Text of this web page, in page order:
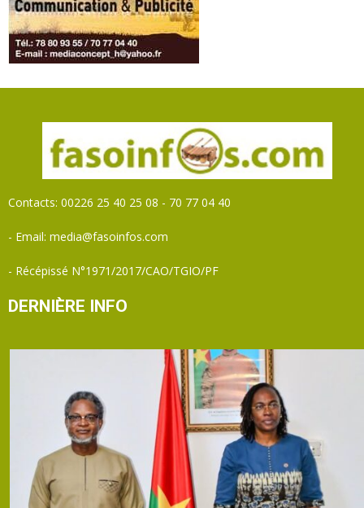
Contacts: 00226 25 40 25 08 - 70 77 04 40
- Email: media@fasoinfos.com
- Récépissé N°1971/2017/CAO/TGIO/PF
DERNIÈRE INFO